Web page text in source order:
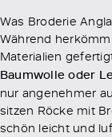
Was Broderie
Während
Materialien
Baumwolle oder
nur angenehmer
sitzen Röcke mit
schön leicht und